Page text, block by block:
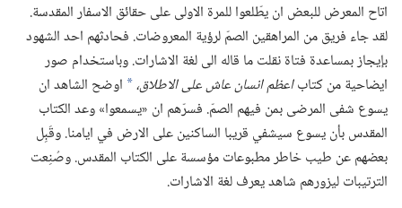
اتاح المعرض للبعض ان يطّلعوا للمرة الاولى على حقائق الاسفار المقدسة.‏
لقد جاء فريق من المراهقين الصمّ لرؤية المعروضات.‏ فحادثهم احد الشهود
بإيجاز بمساعدة فتاة نقلت ما قاله الى لغة الاشارات.‏ وباستخدام صور
ايضاحية من كتاباعظم انسان عاش على الاطلاق،‏* اوضح الشاهد ان
يسوع شفى المرضى بمن فيهم الصمّ.‏ فسرّهم ان «يسمعوا» وعد الكتاب
المقدس بأن يسوع سيشفي قريبا الساكنين على الارض في ايامنا.‏ وقَبِل
بعضهم عن طيب خاطر مطبوعات مؤسسة على الكتاب المقدس.‏ وصُنِعت
الترتيبات ليزورهم شاهد يعرف لغة الاشارات.‏